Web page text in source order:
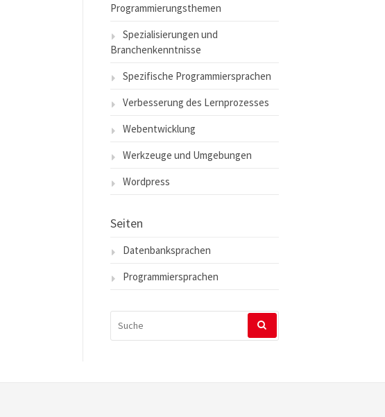
Programmierungsthemen
Spezialisierungen und
Branchenkenntnisse
Spezifische Programmiersprachen
Verbesserung des Lernprozesses
Webentwicklung
Werkzeuge und Umgebungen
Wordpress
Seiten
Datenbanksprachen
Programmiersprachen
NACH: